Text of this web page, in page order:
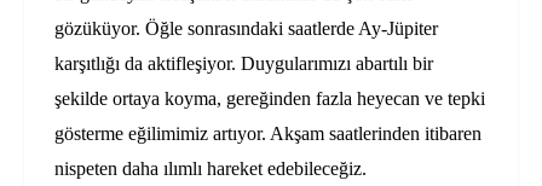
gözüküyor. Öğle sonrasındaki saatlerde Ay-Jüpiter
karşıtlığı da aktifleşiyor. Duygularımızı abartılı bir
şekilde ortaya koyma, gereğinden fazla heyecan ve tepki
gösterme eğilimimiz artıyor. Akşam saatlerinden itibaren
nispeten daha ılımlı hareket edebileceğiz.